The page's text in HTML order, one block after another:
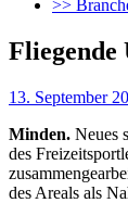
>>
Fliegende
13. September
Minden. Neues
des
des Areals als